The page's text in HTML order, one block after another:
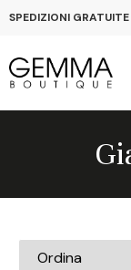
SPEDIZIONI GRATUITE